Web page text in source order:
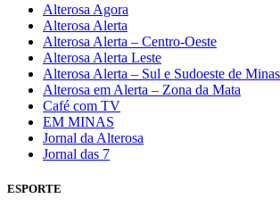
Alterosa Agora
Alterosa Alerta
Alterosa Alerta – Centro-Oeste
Alterosa Alerta Leste
Alterosa Alerta – Sul e Sudoeste de Minas
Alterosa em Alerta – Zona da Mata
Café com TV
EM MINAS
Jornal da Alterosa
Jornal das 7
ESPORTE